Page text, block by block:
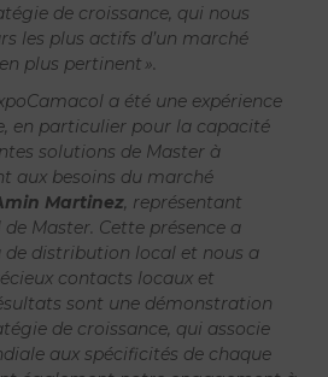
de croissance, qui nous
les plus actifs d’un marché
plus pertinent ».
a été une expérience
en particulier pour la capacité
solutions de Master à
aux besoins du marché
Martinez, représentant
Master. Cette présence a
de distribution local et nous a
contacts locaux et
sont une démonstration
de croissance, qui associe
aux spécificités de chaque